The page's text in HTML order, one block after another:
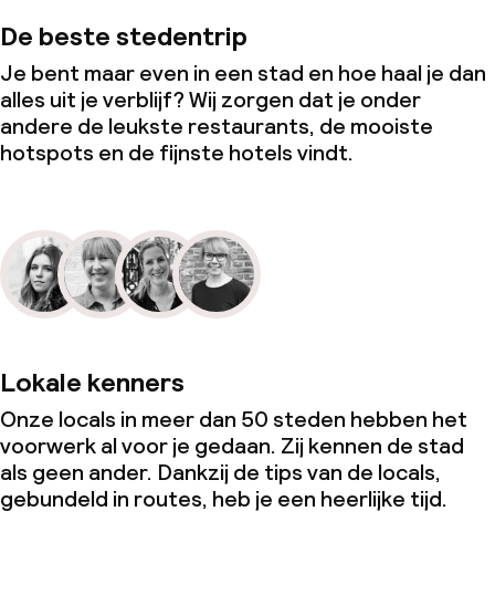
De beste stedentrip
Je bent maar even in een stad en hoe haal je dan
alles uit je verblijf? Wij zorgen dat je onder
andere de leukste restaurants, de mooiste
hotspots en de fijnste hotels vindt.
Lokale kenners
Onze locals in meer dan 50 steden hebben het
voorwerk al voor je gedaan. Zij kennen de stad
als geen ander. Dankzij de tips van de locals,
gebundeld in routes, heb je een heerlijke tijd.